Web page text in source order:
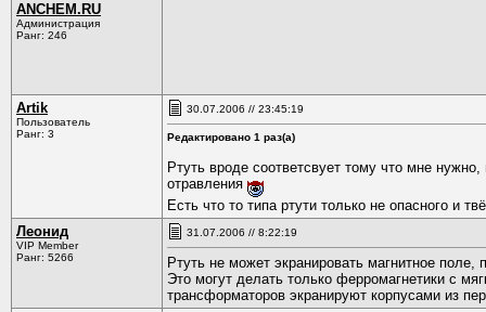
ANCHEM.RU
Администрация
Ранг: 246
Artik
Пользователь
Ранг: 3
30.07.2006 // 23:45:19
Редактировано 1 раз(а)
Ртуть вроде соответсвует тому что мне
отравления
Есть что то типа ртути только не опасного и
Леонид
VIP Member
Ранг: 5266
31.07.2006 // 8:22:19
Ртуть не может экранировать магнитное поле,
Это могут делать только ферромагнетики с
трансформаторов экранируют корпусами из